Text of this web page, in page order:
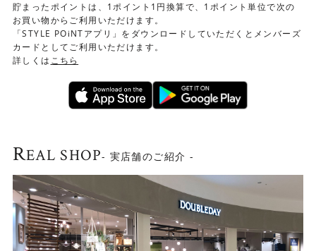
貯まったポイントは、1ポイント1円換算で、1ポイント単位で次の
お買い物からご利用いただけます。
「STYLE POiNTアプリ」をダウンロードしていただくとメンバーズ
カードとしてご利用いただけます。
詳しくは こちら
REAL SHOP- 実店舗のご紹介 -